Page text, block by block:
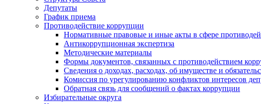
Депутаты
График приема
Противодействие коррупции
Нормативные правовые и иные акты в сфере
Антикоррупционная экспертиза
Методические материалы
Формы документов, связанных с противодействием
Сведения о доходах, расходах, об имуществе и
Комиссия по урегулированию конфликтов интересов
Обратная связь для сообщений о фактах коррупции
Избирательные округа